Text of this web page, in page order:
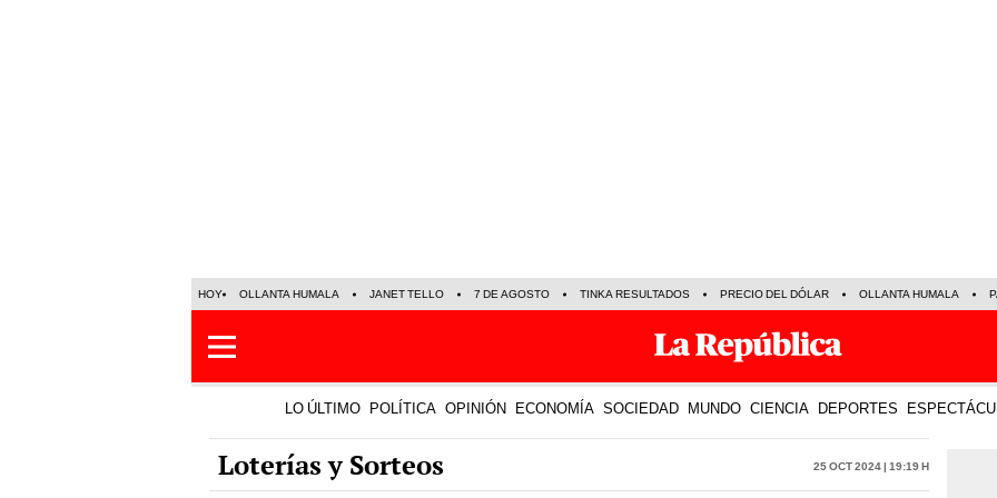
HOY OLLANTA HUMALA JANET TELLO 7 DE AGOSTO TINKA RESULTADOS PRECIO DEL DÓLAR OLLANTA HUMALA
LO ÚLTIMO POLÍTICA OPINIÓN ECONOMÍA SOCIEDAD MUNDO CIENCIA DEPORTES
Loterías y Sorteos 25 Oct 2024 | 19:19 h